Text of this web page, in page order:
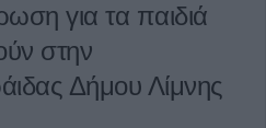
για τα παιδιά
στην
Δήμου Λίμνης